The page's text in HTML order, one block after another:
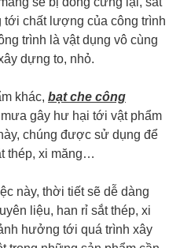
chất lượng của công trình
trình là vật dụng vô cùng
dựng to, nhỏ.
khác, bạt che công
gây hư hại tới vật phẩm
chúng được sử dụng để
thép, xi măng…
này, thời tiết sẽ dễ dàng
liệu, han rỉ sắt thép, xi
hưởng tới quá trình xây